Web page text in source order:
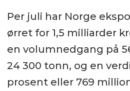
Per juli har Norge
ørret for 1,5 milliarder
en volumnedgang på
24 300 tonn, og en
prosent eller 769